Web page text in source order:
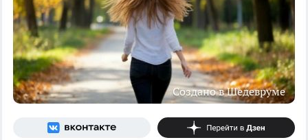
Создано в Шедевруме